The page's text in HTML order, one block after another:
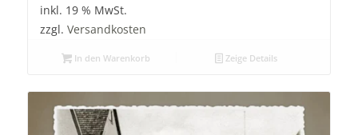
inkl. 19 % MwSt.
zzgl. Versandkosten
In den Warenkorb Zeige Details